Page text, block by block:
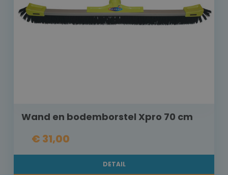
Wand en bodemborstel Xpro 70 cm
€ 31,00
DETAIL